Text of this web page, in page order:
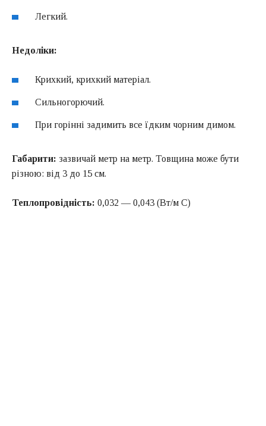
Легкий.
Недоліки:
Крихкий, крихкий матеріал.
Сильногорючий.
При горінні задимить все їдким чорним димом.
Габарити: зазвичай метр на метр. Товщина може бути
різною: від 3 до 15 см.
Теплопровідність: 0,032 — 0,043 (Вт/м C)